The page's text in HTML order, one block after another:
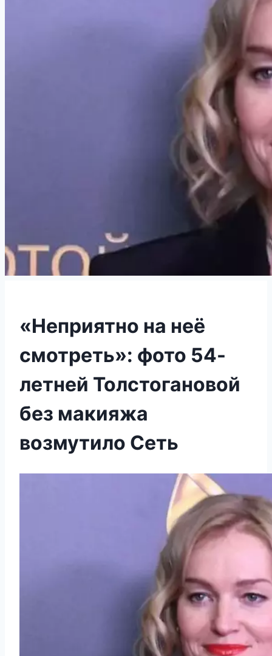
«Неприятно на неё
смотреть»: фото 54-
летней Толстогановой
без макияжа
возмутило Сеть